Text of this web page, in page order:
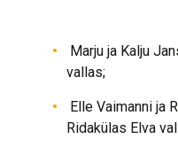
Marju ja Kalju
vallas;
Elle Vaimanni ja
Ridakülas Elva